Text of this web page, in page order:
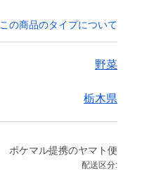
この商品のタイプについて
野菜
栃木県
ポケマル提携のヤマト便
配送区分: